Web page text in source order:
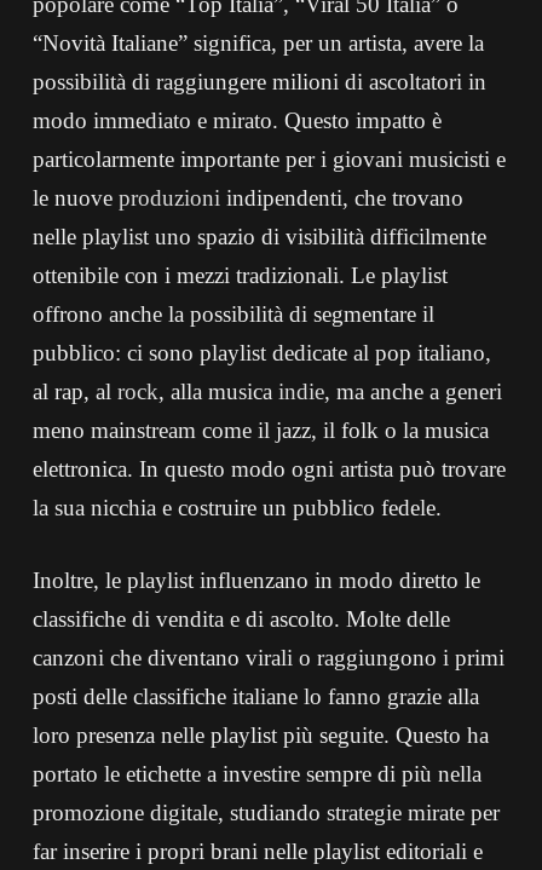
“Novità Italiane” significa, per un artista, avere la
possibilità di raggiungere milioni di ascoltatori in
modo immediato e mirato. Questo impatto è
particolarmente importante per i giovani musicisti e
le nuove produzioni indipendenti, che trovano
nelle playlist uno spazio di visibilità difficilmente
ottenibile con i mezzi tradizionali. Le playlist
offrono anche la possibilità di segmentare il
pubblico: ci sono playlist dedicate al pop italiano,
al rap, al rock, alla musica indie, ma anche a generi
meno mainstream come il jazz, il folk o la musica
elettronica. In questo modo ogni artista può trovare
la sua nicchia e costruire un pubblico fedele.
Inoltre, le playlist influenzano in modo diretto le
classifiche di vendita e di ascolto. Molte delle
canzoni che diventano virali o raggiungono i primi
posti delle classifiche italiane lo fanno grazie alla
loro presenza nelle playlist più seguite. Questo ha
portato le etichette a investire sempre di più nella
promozione digitale, studiando strategie mirate per
far inserire i propri brani nelle playlist editoriali e